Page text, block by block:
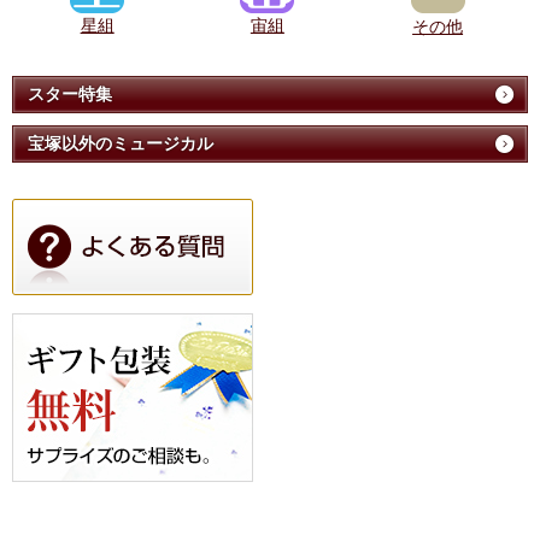
星組 宙組 その他
スター特集
宝塚以外のミュージカル